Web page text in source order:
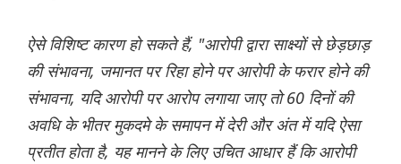
ऐसे विशिष्ट कारण हो सकते हैं, "आरोपी द्वारा साक्ष्यों से छेड़छाड़
की संभावना, जमानत पर रिहा होने पर आरोपी के फरार होने की
संभावना, यदि आरोपी पर आरोप लगाया जाए तो 60 दिनों की
अवधि के भीतर मुकदमे के समापन में देरी और अंत में यदि ऐसा
प्रतीत होता है, यह मानने के लिए उचित आधार हैं कि आरोपी